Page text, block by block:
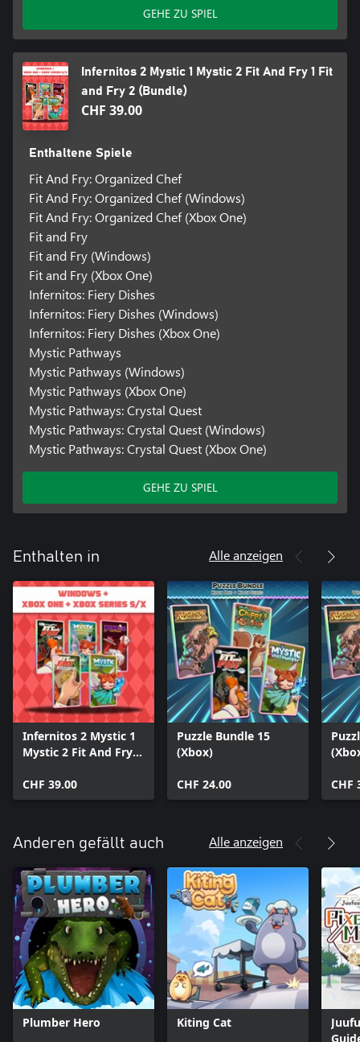
GEHE ZU SPIEL
Infernitos 2 Mystic 1 Mystic 2 Fit And Fry 1 Fit
and Fry 2 (Bundle)
CHF 39.00
Enthaltene Spiele
Fit And Fry: Organized Chef
Fit And Fry: Organized Chef (Windows)
Fit And Fry: Organized Chef (Xbox One)
Fit and Fry
Fit and Fry (Windows)
Fit and Fry (Xbox One)
Infernitos: Fiery Dishes
Infernitos: Fiery Dishes (Windows)
Infernitos: Fiery Dishes (Xbox One)
Mystic Pathways
Mystic Pathways (Windows)
Mystic Pathways (Xbox One)
Mystic Pathways: Crystal Quest
Mystic Pathways: Crystal Quest (Windows)
Mystic Pathways: Crystal Quest (Xbox One)
GEHE ZU SPIEL
Enthalten in Alle anzeigen
Infernitos 2 Mystic 1
Mystic 2 Fit And Fry 1
CHF 39.00
Puzzle Bundle 15
(Xbox)
CHF 24.00 CHF
Anderen gefällt auch Alle anzeigen
Plumber Hero Kiting Cat